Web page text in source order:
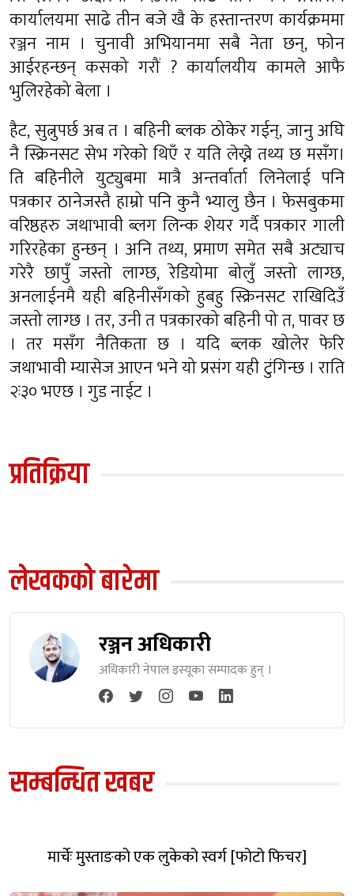
कार्यालयमा साढे तीन बजे खै के हस्तान्तरण कार्यक्रममा
रञ्जन नाम । चुनावी अभियानमा सबै नेता छन्, फोन
आईरहन्छन् कसको गरौं ? कार्यालयीय कामले आफै
भुलिरहेको बेला ।
हैट, सुत्नुपर्छ अब त । बहिनी ब्लक ठोकेर गईन्, जानु अघि
नै स्क्रिनसट सेभ गरेको थिएँ र यति लेख्ने तथ्य छ मसँग।
ति बहिनीले युट्युबमा मात्रै अन्तर्वार्ता लिनेलाई पनि
पत्रकार ठानेजस्तै हाम्रो पनि कुनै भ्यालु छैन । फेसबुकमा
वरिष्ठहरु जथाभावी ब्लग लिन्क शेयर गर्दै पत्रकार गाली
गरिरहेका हुन्छन् । अनि तथ्य, प्रमाण समेत सबै अट्याच
गरेरै छापुँ जस्तो लाग्छ, रेडियोमा बोलुँ जस्तो लाग्छ,
अनलाईनमै यही बहिनीसँगको हुबहु स्क्रिनसट राखिदिउँ
जस्तो लाग्छ । तर, उनी त पत्रकारको बहिनी पो त, पावर छ
। तर मसँग नैतिकता छ । यदि ब्लक खोलेर फेरि
जथाभावी म्यासेज आएन भने यो प्रसंग यही टुंगिन्छ । राति
२ः३० भएछ । गुड नाईट ।
प्रतिक्रिया
लेखकको बारेमा
रञ्जन अधिकारी
अधिकारी नेपाल इस्यूका सम्पादक हुन् ।
सम्बन्धित खबर